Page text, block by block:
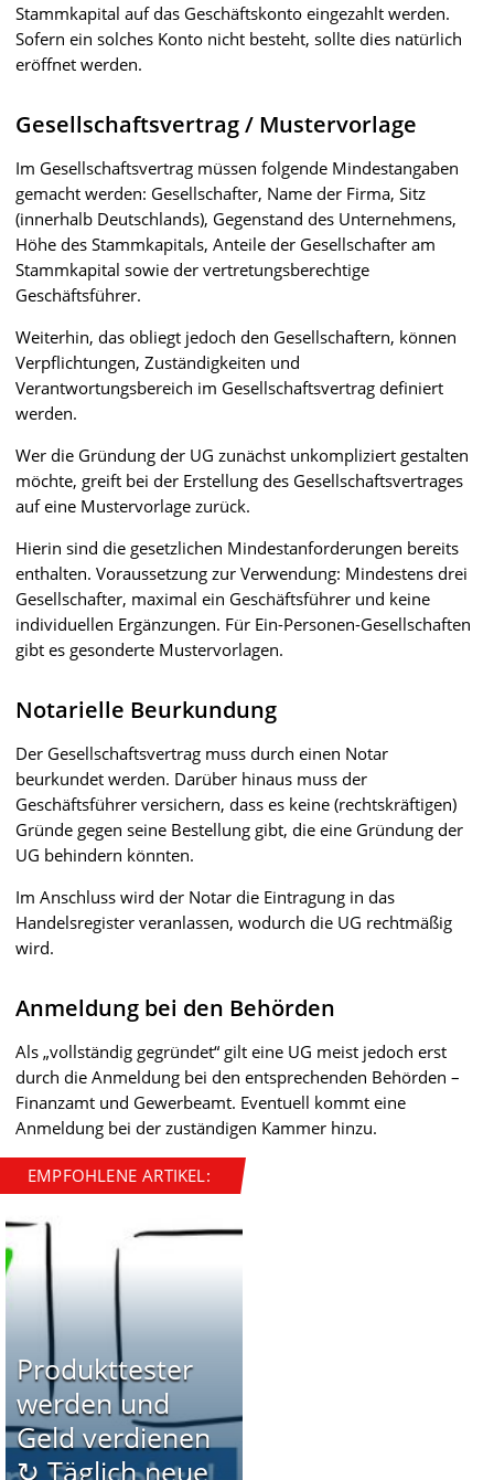
Stammkapital auf das Geschäftskonto eingezahlt werden.
Sofern ein solches Konto nicht besteht, sollte dies natürlich
eröffnet werden.
Gesellschaftsvertrag / Mustervorlage
Im Gesellschaftsvertrag müssen folgende Mindestangaben
gemacht werden: Gesellschafter, Name der Firma, Sitz
(innerhalb Deutschlands), Gegenstand des Unternehmens,
Höhe des Stammkapitals, Anteile der Gesellschafter am
Stammkapital sowie der vertretungsberechtige
Geschäftsführer.
Weiterhin, das obliegt jedoch den Gesellschaftern, können
Verpflichtungen, Zuständigkeiten und
Verantwortungsbereich im Gesellschaftsvertrag definiert
werden.
Wer die Gründung der UG zunächst unkompliziert gestalten
möchte, greift bei der Erstellung des Gesellschaftsvertrages
auf eine Mustervorlage zurück.
Hierin sind die gesetzlichen Mindestanforderungen bereits
enthalten. Voraussetzung zur Verwendung: Mindestens drei
Gesellschafter, maximal ein Geschäftsführer und keine
individuellen Ergänzungen. Für Ein-Personen-Gesellschaften
gibt es gesonderte Mustervorlagen.
Notarielle Beurkundung
Der Gesellschaftsvertrag muss durch einen Notar
beurkundet werden. Darüber hinaus muss der
Geschäftsführer versichern, dass es keine (rechtskräftigen)
Gründe gegen seine Bestellung gibt, die eine Gründung der
UG behindern könnten.
Im Anschluss wird der Notar die Eintragung in das
Handelsregister veranlassen, wodurch die UG rechtmäßig
wird.
Anmeldung bei den Behörden
Als „vollständig gegründet“ gilt eine UG meist jedoch erst
durch die Anmeldung bei den entsprechenden Behörden –
Finanzamt und Gewerbeamt. Eventuell kommt eine
Anmeldung bei der zuständigen Kammer hinzu.
EMPFOHLENE ARTIKEL:
Produkttester
werden und
Geld verdienen
↻ Täglich neue